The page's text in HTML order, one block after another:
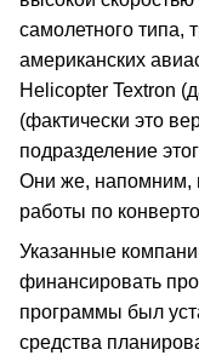
самолетного типа,
американских
Helicopter Textron
(фактически это
подразделение
Они же, напомним,
работы по
Указанные
финансировать
программы был
средства